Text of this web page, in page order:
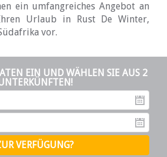
ein umfangreiches Angebot an
Urlaub in Rust De Winter,
vor.
EIN UND WÄHLEN SIE AUS 2